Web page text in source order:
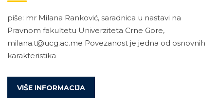
piše: mr Milana Ranković, saradnica u nastavi na
Pravnom fakultetu Univerziteta Crne Gore,
milana.t@ucg.ac.me Povezanost je jedna od osnovnih
karakteristika
VIŠE INFORMACIJA